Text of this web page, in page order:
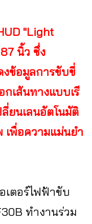
"Light
นิ้ว ซึ่ง
ข้อมูลการขับขี่
เส้นทางแบบเรี
ยนเลนอัตโนมัติ
เพื่อความแม่นยำ
เตอร์ไฟฟ้าขับ
ทำงานร่วม